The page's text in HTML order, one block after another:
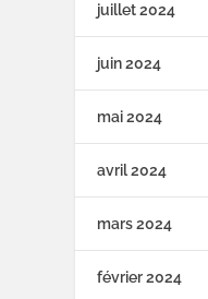
juillet 2024
juin 2024
mai 2024
avril 2024
mars 2024
février 2024